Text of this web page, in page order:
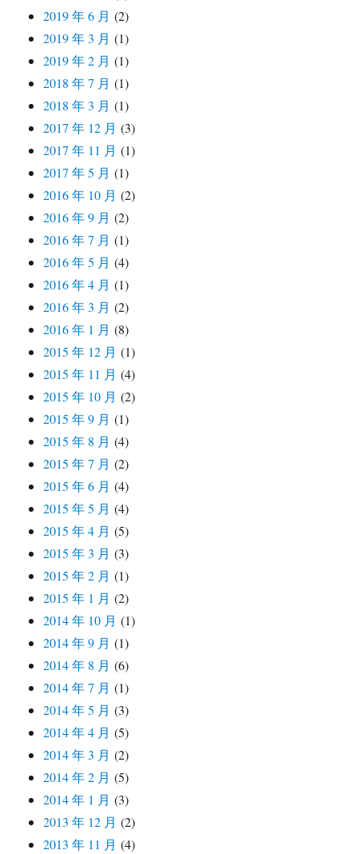
2019 年 6 月 (2)
2019 年 3 月 (1)
2019 年 2 月 (1)
2018 年 7 月 (1)
2018 年 3 月 (1)
2017 年 12 月 (3)
2017 年 11 月 (1)
2017 年 5 月 (1)
2016 年 10 月 (2)
2016 年 9 月 (2)
2016 年 7 月 (1)
2016 年 5 月 (4)
2016 年 4 月 (1)
2016 年 3 月 (2)
2016 年 1 月 (8)
2015 年 12 月 (1)
2015 年 11 月 (4)
2015 年 10 月 (2)
2015 年 9 月 (1)
2015 年 8 月 (4)
2015 年 7 月 (2)
2015 年 6 月 (4)
2015 年 5 月 (4)
2015 年 4 月 (5)
2015 年 3 月 (3)
2015 年 2 月 (1)
2015 年 1 月 (2)
2014 年 10 月 (1)
2014 年 9 月 (1)
2014 年 8 月 (6)
2014 年 7 月 (1)
2014 年 5 月 (3)
2014 年 4 月 (5)
2014 年 3 月 (2)
2014 年 2 月 (5)
2014 年 1 月 (3)
2013 年 12 月 (2)
2013 年 11 月 (4)